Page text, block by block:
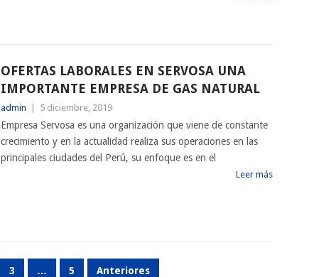
OFERTAS LABORALES EN SERVOSA UNA
IMPORTANTE EMPRESA DE GAS NATURAL
admin 5 diciembre, 2019
Empresa Servosa es una organización que viene de constante
crecimiento y en la actualidad realiza sus operaciones en las
principales ciudades del Perú, su enfoque es en el
Leer más
3 … 5 Anteriores